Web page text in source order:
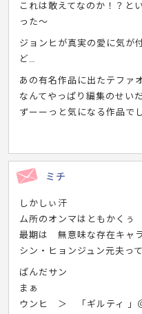
これは敢えてなのか！？と
った〜
ジョンヒが真実の愛に気が
ど…
あの有名作品に出たテファ
なんてやっぱり編集のせい
ずーーっと気になる作品で
ミチ
しかしぃ汗
ム所のオンマはともかくぅ
最期は 無意味な存在キャ
シン・ヒョンジュン元夫っ
ぱんだサン
まぁ
ウンヒ ＞ 「ギルティ 」